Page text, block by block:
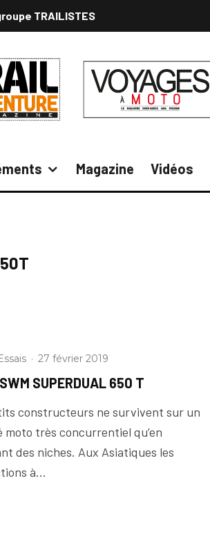
TRAILISTES
Magazine Vidéos
Essais · 27 février 2019
SUPERDUAL 650 T
constructeurs ne survivent sur un
moto très concurrentiel qu’en
des niches. Aux Asiatiques les
à...